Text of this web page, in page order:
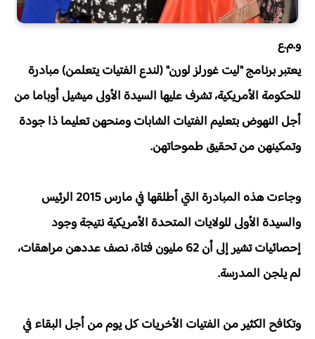
و.م.ع
يعتبر برنامج "ليت غورلز لورن" (لندع الفتيات يتعلمن) مبادرة
للحكومة الأمريكية، تشرف عليها السيدة الأولى ميشيل أوباما من
أجل النهوض بتعليم الفتيات الشابات ومنحهن تعليما ذا جودة
وتمكينهن من تحقيق طموحاتهن.
وجاءت هذه المبادرة التي أطلقها في مارس 2015 الرئيس
والسيدة الأولى للولايات المتحدة الأمريكية نتيجة وجود
إحصائيات تشير إلى أن 62 مليون فتاة، نصف عددهن مراهقات،
لم يلجن المدرسة.
وتكافح الكثير من الفتيات الأخريات كل يوم من أجل البقاء في